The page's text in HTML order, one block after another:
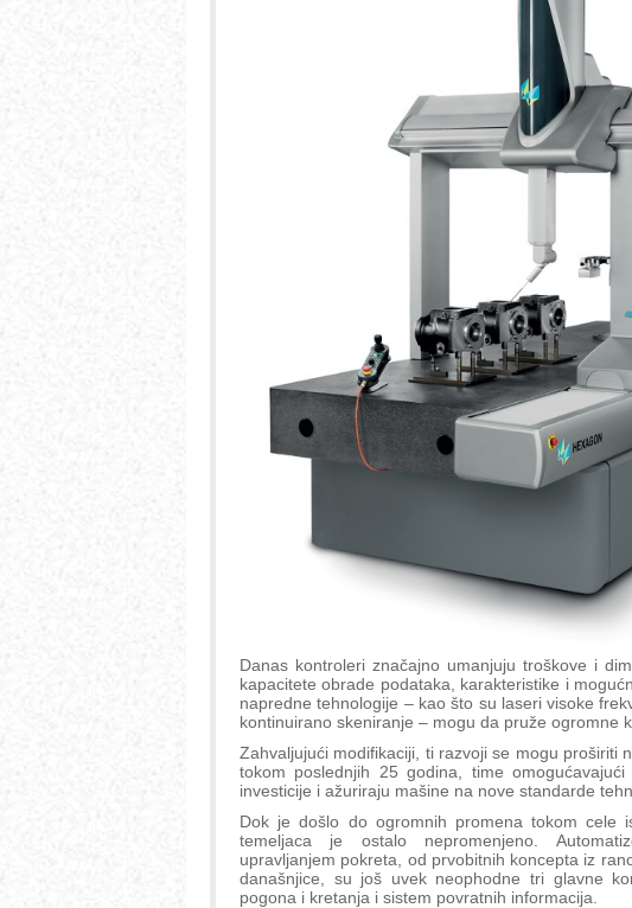
Danas kontroleri značajno umanjuju troškove i
kapacitete obrade podataka, karakteristike i
napredne tehnologije – kao što su laseri visoke
kontinuirano skeniranje – mogu da pruže ogromne
Zahvaljujući modifikaciji, ti razvoji se mogu proširiti
tokom poslednjih 25 godina, time
investicije i ažuriraju mašine na nove standarde
Dok je došlo do ogromnih promena tokom cele
temeljaca je ostalo nepromenjeno.
upravljanjem pokreta, od prvobitnih koncepta iz
današnjice, su još uvek neophodne tri glavne
pogona i kretanja i sistem povratnih informacija.